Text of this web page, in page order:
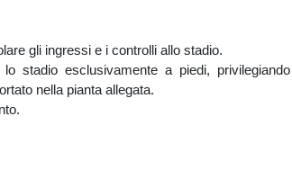
gli ingressi e i controlli allo stadio.
stadio esclusivamente a piedi, privilegiando
nella pianta allegata.